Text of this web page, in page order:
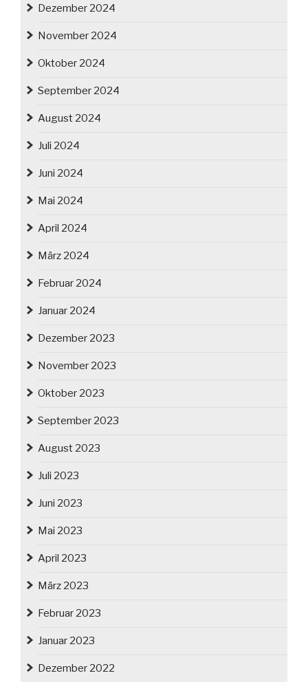
Dezember 2024
November 2024
Oktober 2024
September 2024
August 2024
Juli 2024
Juni 2024
Mai 2024
April 2024
März 2024
Februar 2024
Januar 2024
Dezember 2023
November 2023
Oktober 2023
September 2023
August 2023
Juli 2023
Juni 2023
Mai 2023
April 2023
März 2023
Februar 2023
Januar 2023
Dezember 2022